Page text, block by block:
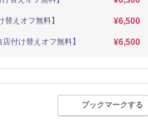
替えオフ無料】 ¥6,500
付け替えオフ無料】 ¥6,500
ブックマークする